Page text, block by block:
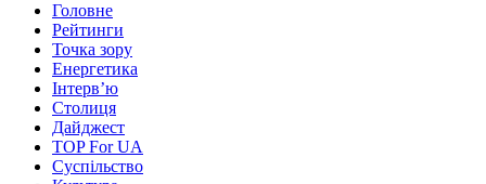
Головне
Рейтинги
Точка зору
Енергетика
Інтерв’ю
Столиця
Дайджест
TOP For UA
Суспiльство